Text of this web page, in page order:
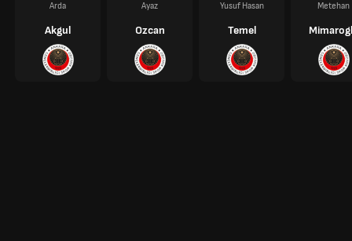
Arda
Akgul
Ayaz
Ozcan
Yusuf Hasan
Temel
Metehan